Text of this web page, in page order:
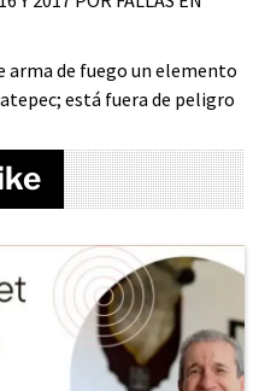
arma de fuego un elemento
está fuera de peligro